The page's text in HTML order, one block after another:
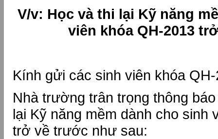
V/v: Học và thi lại Kỹ năng
viên khóa QH-2013
Kính gửi các sinh viên khóa
Nhà trường trân trọng thông
lại Kỹ năng mềm dành cho sinh
trở về trước như sau: